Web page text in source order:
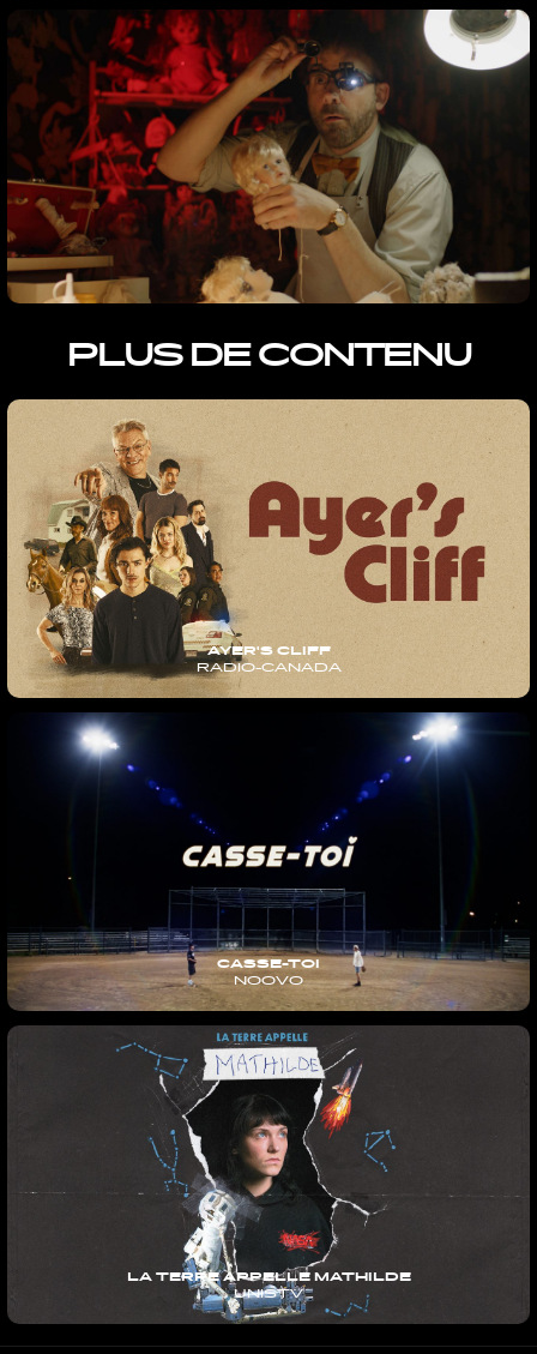
PLUS DE CONTENU
AYER'S CLIFF
RADIO-CANADA
CASSE-TOI
NOOVO
LA TERRE APPELLE MATHILDE
UNISTV